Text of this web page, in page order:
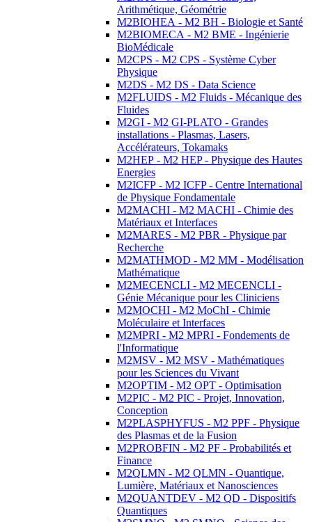
Arithmétique, Géométrie
M2BIOHEA - M2 BH - Biologie et Santé
M2BIOMECA - M2 BME - Ingénierie
BioMédicale
M2CPS - M2 CPS - Système Cyber
Physique
M2DS - M2 DS - Data Science
M2FLUIDS - M2 Fluids - Mécanique des
Fluides
M2GI - M2 GI-PLATO - Grandes
installations - Plasmas, Lasers,
Accélérateurs, Tokamaks
M2HEP - M2 HEP - Physique des Hautes
Energies
M2ICFP - M2 ICFP - Centre International
de Physique Fondamentale
M2MACHI - M2 MACHI - Chimie des
Matériaux et Interfaces
M2MARES - M2 PBR - Physique par
Recherche
M2MATHMOD - M2 MM - Modélisation
Mathématique
M2MECENCLI - M2 MECENCLI -
Génie Mécanique pour les Cliniciens
M2MOCHI - M2 MoChI - Chimie
Moléculaire et Interfaces
M2MPRI - M2 MPRI - Fondements de
l'Informatique
M2MSV - M2 MSV - Mathématiques
pour les Sciences du Vivant
M2OPTIM - M2 OPT - Optimisation
M2PIC - M2 PIC - Projet, Innovation,
Conception
M2PLASPHYFUS - M2 PPF - Physique
des Plasmas et de la Fusion
M2PROBFIN - M2 PF - Probabilités et
Finance
M2QLMN - M2 QLMN - Quantique,
Lumière, Matériaux et Nanosciences
M2QUANTDEV - M2 QD - Dispositifs
Quantiques